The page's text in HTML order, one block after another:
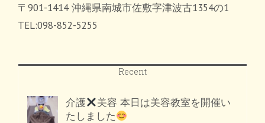
〒901-1414 沖縄県南城市佐敷字津波古1354の1
TEL:098-852-5255
Recent
介護
美容 本日は美容教室を開催い
たしました